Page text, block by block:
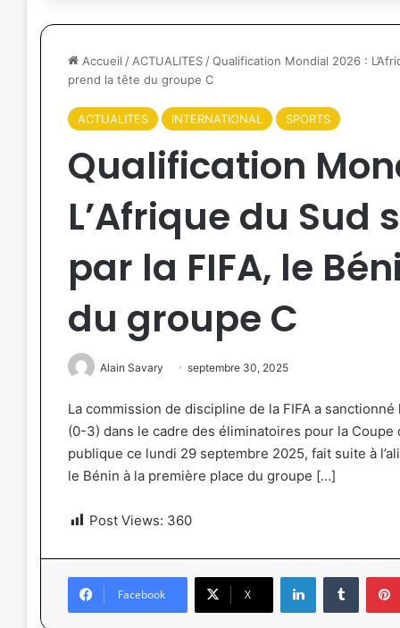
Accueil / ACTUALITES /Qualification Mondial 2026 :
prend la tête du groupe C
ACTUALITES INTERNATIONAL SPORTS
Qualification
L’Afrique du Sud
par la FIFA, le
du groupe C
Alain Savary septembre 30, 2025
La commission de discipline de la FIFA a
(0-3) dans le cadre des éliminatoires pour la
publique ce lundi 29 septembre 2025, fait suite à
le Bénin à la première place du groupe […]
Post Views: 360
Facebook X